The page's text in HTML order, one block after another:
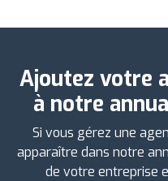
Ajoutez votre
à notre
Si vous gérez une
apparaître dans notre
de votre entreprise